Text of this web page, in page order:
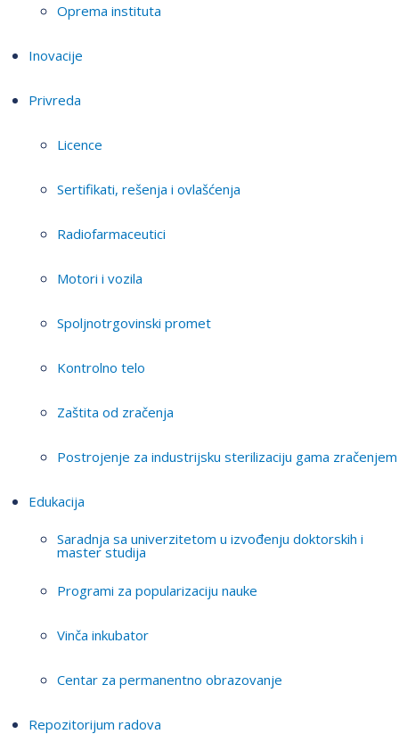
Oprema instituta
Inovacije
Privreda
Licence
Sertifikati, rešenja i ovlašćenja
Radiofarmaceutici
Motori i vozila
Spoljnotrgovinski promet
Kontrolno telo
Zaštita od zračenja
Postrojenje za industrijsku sterilizaciju gama zračenjem
Edukacija
Saradnja sa univerzitetom u izvođenju doktorskih i
master studija
Programi za popularizaciju nauke
Vinča inkubator
Centar za permanentno obrazovanje
Repozitorijum radova